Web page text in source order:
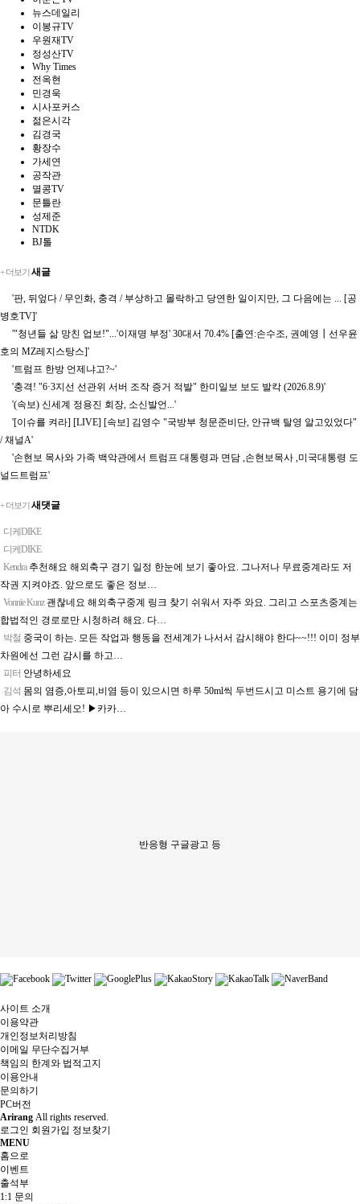
뉴스데일리
이봉규TV
우원재TV
정성산TV
Why Times
전옥현
민경욱
시사포커스
젊은시각
김경국
황장수
가세연
공작관
멸콩TV
문틀란
성제준
NTDK
BJ톨
+ 더보기 새글
'판, 뒤엎다 / 무인화, 충격 / 부상하고 몰락하고 당연한 일이지만, 그 다음에는 ... [공
병호TV]'
'"청년들 삶 망친 업보!"...'이재명 부정' 30대서 70.4% [출연:손수조, 권예영┃선우윤
호의 MZ레지스탕스]'
'트럼프 한방 언제냐고?~'
'충격! "6·3지선 선관위 서버 조작 증거 적발" 한미일보 보도 발칵 (2026.8.9)'
'(속보) 신세계 정용진 회장, 소신발언...'
'[이슈를 켜라] [LIVE] [속보] 김영수 "국방부 청문준비단, 안규백 탈영 알고있었다"
/ 채널A'
'손현보 목사와 가족 백악관에서 트럼프 대통령과 면담 ,손현보목사 ,미국대통령 도
널드트럼프'
+ 더보기 새댓글
디케DIKE
디케DIKE
Kendra 추천해요 해외축구 경기 일정 한눈에 보기 좋아요. 그나저나 무료중계라도 저
작권 지켜야죠. 앞으로도 좋은 정보…
Vonnie Kunz 괜찮네요 해외축구중계 링크 찾기 쉬워서 자주 와요. 그리고 스포츠중계는
합법적인 경로로만 시청하려 해요. 다…
박철 중국이 하는. 모든 작업과 행동을 전세계가 나서서 감시해야 한다~~!!! 이미 정부
차원에선 그런 감시를 하고…
피터 안녕하세요
김석 몸의 염증,아토피,비염 등이 있으시면 하루 50ml씩 두번드시고 미스트 용기에 담
아 수시로 뿌리세오! ▶카카…
반응형 구글광고 등
사이트 소개
이용약관
개인정보처리방침
이메일 무단수집거부
책임의 한계와 법적고지
이용안내
문의하기
PC버전
Arirang All rights reserved.
로그인 회원가입 정보찾기
MENU
홈으로
이벤트
출석부
1:1 문의